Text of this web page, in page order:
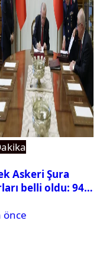
Askeri Şura
belli oldu: 94
önce